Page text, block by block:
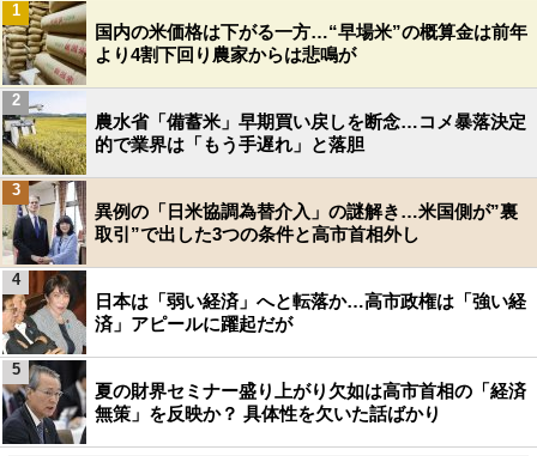
国内の米価格は下がる一方…“早場米”の概算金は前年
より4割下回り農家からは悲鳴が
1
農水省「備蓄米」早期買い戻しを断念…コメ暴落決定
的で業界は「もう手遅れ」と落胆
2
異例の「日米協調為替介入」の謎解き…米国側が”裏
取引”で出した3つの条件と高市首相外し
3
日本は「弱い経済」へと転落か…高市政権は「強い経
済」アピールに躍起だが
4
夏の財界セミナー盛り上がり欠如は高市首相の「経済
無策」を反映か？ 具体性を欠いた話ばかり
5